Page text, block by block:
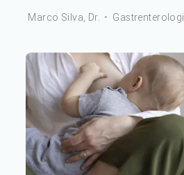
Marco Silva, Dr. •